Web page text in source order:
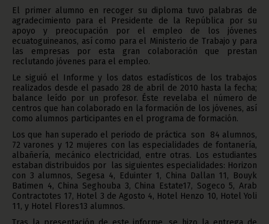
El primer alumno en recoger su diploma tuvo palabras de
agradecimiento para el Presidente de la República por su
apoyo y preocupación por el empleo de los jóvenes
ecuatoguineanos, así como para el Ministerio de Trabajo y para
las empresas por esta gran colaboración que prestan
reclutando jóvenes para el empleo.
Le siguió el Informe y los datos estadísticos de los trabajos
realizados desde el pasado 28 de abril de 2010 hasta la fecha;
balance leído por un profesor. Éste revelaba el número de
centros que han colaborado en la formación de los jóvenes, así
como alumnos participantes en el programa de formación.
Los que han superado el periodo de práctica son 84 alumnos,
72 varones y 12 mujeres con las especialidades de fontanería,
albañería, mecánico electricidad, entre otras. Los estudiantes
estaban distribuidos por las siguientes especialidades: Horizon
con 3 alumnos, Segesa 4, Eduinter 1, China Dallan 11, Bouyk
Batimen 4, China Seghouba 3, China Estate17, Sogeco 5, Arab
Contractotes 17, Hotel 3 de Agosto 4, Hotel Henzo 10, Hotel Yoli
11, y Hotel Flores13 alumnos.